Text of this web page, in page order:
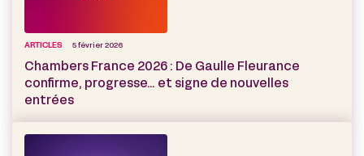
ARTICLES 5 février 2026
Chambers France 2026 : De Gaulle Fleurance
confirme, progresse… et signe de nouvelles
entrées